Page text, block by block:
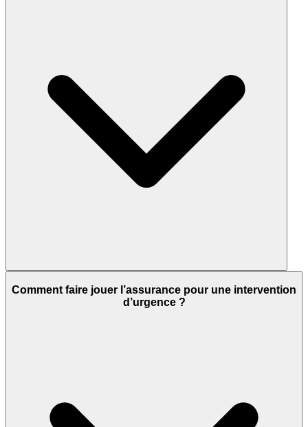
Comment faire jouer l’assurance pour une intervention
d’urgence ?